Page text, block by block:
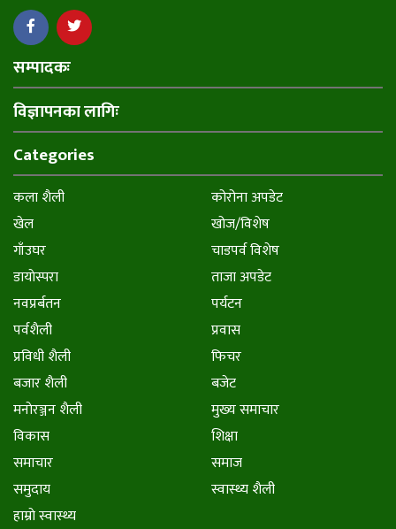
सम्पादकः
विज्ञापनका लागिः
Categories
कला शैली
कोरोना अपडेट
खेल
खोज/विशेष
गाँउघर
चाडपर्व विशेष
डायाेस्परा
ताजा अपडेट
नवप्रर्बतन
पर्यटन
पर्वशैली
प्रवास
प्रविधी शैली
फिचर
बजार शैली
बजेट
मनाेरञ्जन शैली
मुख्य समाचार
विकास
शिक्षा
समाचार
समाज
समुदाय
स्वास्थ्य शैली
हाम्राे स्वास्थ्य